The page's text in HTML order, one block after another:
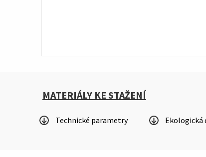
MATERIÁLY KE STAŽENÍ
Technické parametry Ekologická